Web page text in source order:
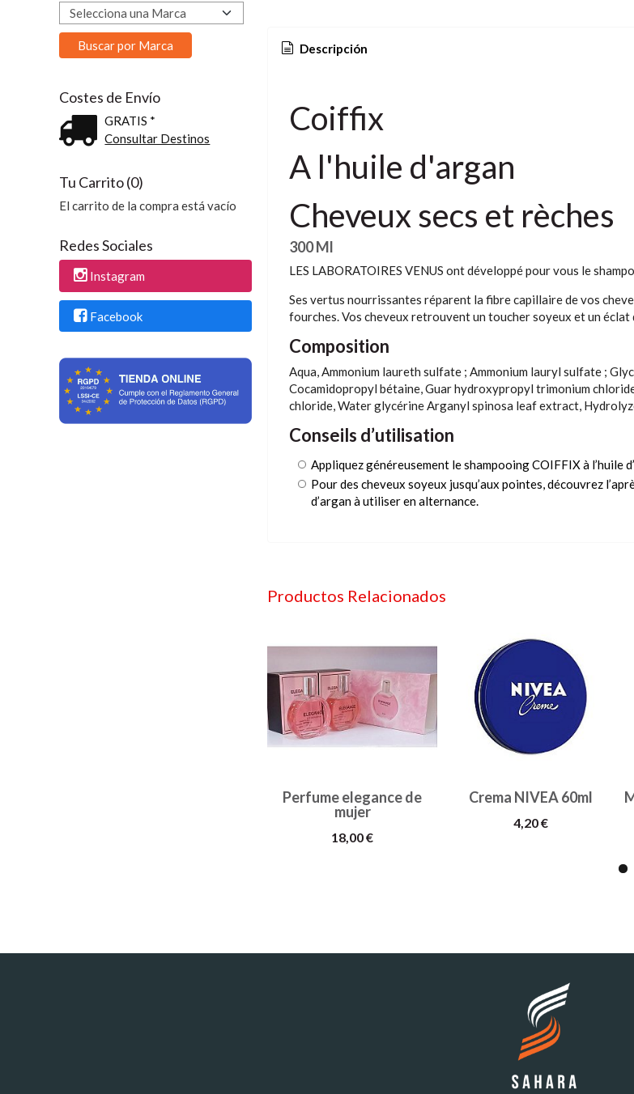
Costes de Envío
GRATIS *
Consultar Destinos
Tu Carrito (0)
El carrito de la compra está vacío
Redes Sociales
Instagram
Facebook
Descripción
Coiffix
A l'huile d'argan
Cheveux secs et rèches
300 Ml
LES LABORATOIRES VENUS ont développé pour vous le
Ses vertus nourrissantes réparent la fibre capillaire de vos
fourches. Vos cheveux retrouvent un toucher soyeux et un éclat
Composition
Aqua, Ammonium laureth sulfate ; Ammonium lauryl sulfate ;
Cocamidopropyl bétaine, Guar hydroxypropyl trimonium
chloride, Water glycérine Arganyl spinosa leaf extract,
Conseils d’utilisation
Appliquez généreusement le shampooing COIFFIX à l’huile
Pour des cheveux soyeux jusqu’aux pointes, découvrez
d’argan à utiliser en alternance.
Productos Relacionados
Perfume elegance de
mujer
18,00 €
Crema NIVEA 60ml
4,20 €